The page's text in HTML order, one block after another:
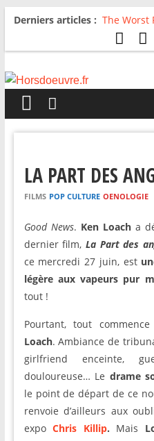
Derniers articles : The Worst
Comment
Avril 2026
For The
LA PART DES
FILMS POP CULTURE OENOLOGIE
Good News. Ken Loacha
dernier film,La Part des
ce mercredi 27 juin, est
légère aux vapeurs pur
tout !
Pourtant, tout
Loach. Ambiance de
girlfriend enceinte,
douloureuse… Le drame
le point de départ de ce
renvoie d’ailleurs aux
expoChris Killip. Mais